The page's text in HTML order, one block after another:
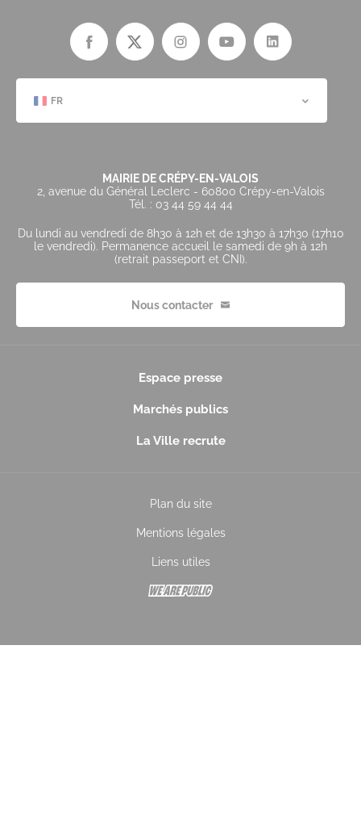
FR
MAIRIE DE CRÉPY-EN-VALOIS
2, avenue du Général Leclerc - 60800 Crépy-en-Valois
Tél. : 03 44 59 44 44
Du lundi au vendredi de 8h30 à 12h et de 13h30 à 17h30 (17h10
le vendredi). Permanence accueil le samedi de 9h à 12h
(retrait passeport et CNI).
Nous contacter
Espace presse
Marchés publics
La Ville recrute
Plan du site
Mentions légales
Liens utiles